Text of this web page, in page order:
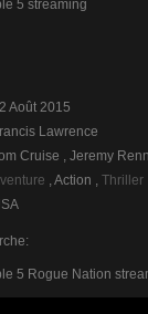
5 streaming
Août 2015
Lawrence
Cruise , Jeremy
, Action , Thriller
5 Rogue Nation